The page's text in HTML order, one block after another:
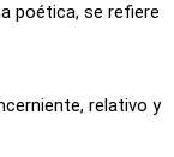
poética, se refiere
relativo y